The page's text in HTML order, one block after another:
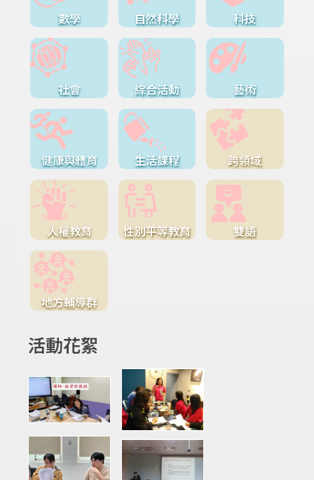
數學 自然科學 科技
社會 綜合活動 藝術
健康與體育 生活課程 跨領域
人權教育 性別平等教育 雙語
地方輔導群
活動花絮